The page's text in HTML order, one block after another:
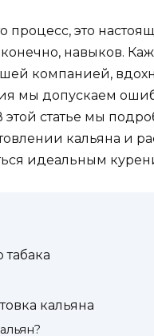
это
навыков.
компанией,
мы допускаем
статье мы
кальяна и
идеальным
кальяна